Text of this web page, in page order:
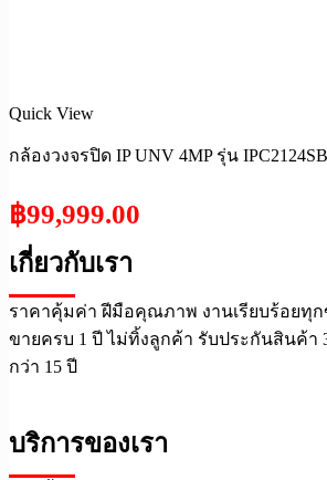
Quick View
กล้องวงจรปิด IP UNV 4MP รุ่น
฿99,999.00
เกี่ยวกับเรา
ราคาคุ้มค่า ฝีมือคุณภาพ งานเรียบร้อยทุ
ขายครบ 1 ปี ไม่ทิ้งลูกค้า รับประกันสินค้า
กว่า 15 ปี
บริการของเรา